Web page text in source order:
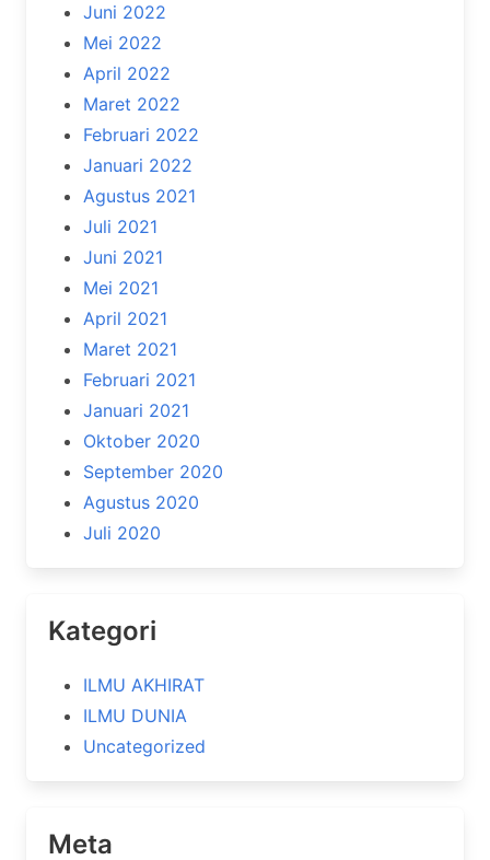
Juni 2022
Mei 2022
April 2022
Maret 2022
Februari 2022
Januari 2022
Agustus 2021
Juli 2021
Juni 2021
Mei 2021
April 2021
Maret 2021
Februari 2021
Januari 2021
Oktober 2020
September 2020
Agustus 2020
Juli 2020
Kategori
ILMU AKHIRAT
ILMU DUNIA
Uncategorized
Meta